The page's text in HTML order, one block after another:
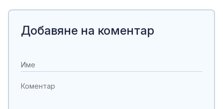
Добавяне на коментар